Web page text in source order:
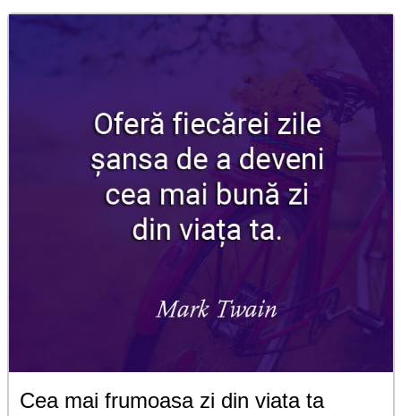
Cea mai frumoasa zi din viata ta